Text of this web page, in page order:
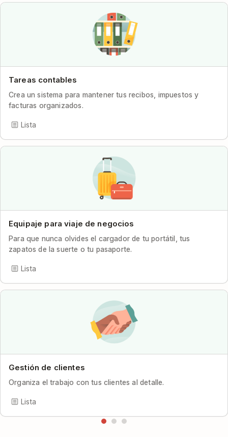
Tareas contables
Crea un sistema para mantener tus recibos, impuestos y
facturas organizados.
Lista
Equipaje para viaje de negocios
Para que nunca olvides el cargador de tu portátil, tus
zapatos de la suerte o tu pasaporte.
Lista
Gestión de clientes
Organiza el trabajo con tus clientes al detalle.
Lista